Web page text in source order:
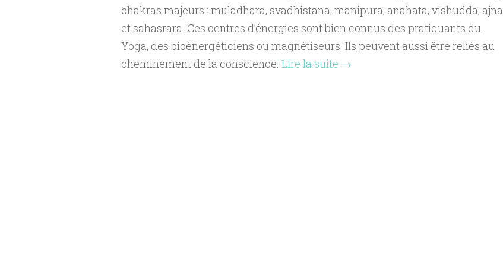
chakras majeurs : muladhara, svadhistana, manipura, anahata, vishudda, ajna
et sahasrara. Ces centres d’énergies sont bien connus des pratiquants du
Yoga, des bioénergéticiens ou magnétiseurs. Ils peuvent aussi être reliés au
cheminement de la conscience. Lire la suite →